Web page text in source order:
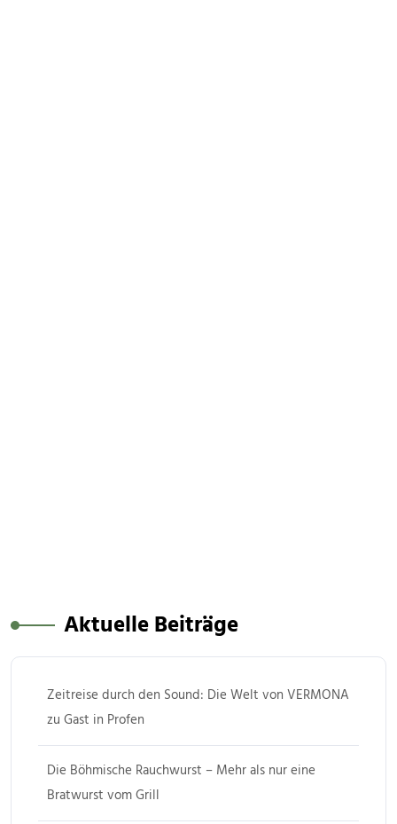
Aktuelle Beiträge
Zeitreise durch den Sound: Die Welt von VERMONA
zu Gast in Profen
Die Böhmische Rauchwurst – Mehr als nur eine
Bratwurst vom Grill